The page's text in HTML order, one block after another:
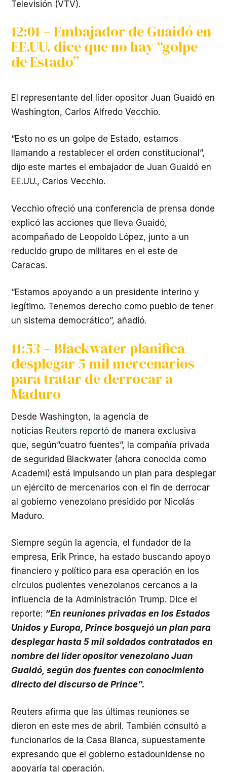
Televisión (VTV).
12:01 – Embajador de Guaidó en
EE.UU. dice que no hay “golpe
de Estado”
El representante del líder opositor Juan Guaidó en
Washington, Carlos Alfredo Vecchio.
“Esto no es un golpe de Estado, estamos
llamando a restablecer el orden constitucional”,
dijo este martes el embajador de Juan Guaidó en
EE.UU., Carlos Vecchio.
Vecchio ofreció una conferencia de prensa donde
explicó las acciones que lleva Guaidó,
acompañado de Leopoldo López, junto a un
reducido grupo de militares en el este de
Caracas.
“Estamos apoyando a un presidente interino y
legítimo. Tenemos derecho como pueblo de tener
un sistema democrático”, añadió.
11:53 – Blackwater planifica
desplegar 5 mil mercenarios
para tratar de derrocar a
Maduro
Desde Washington, la agencia de
noticias Reuters reportó de manera exclusiva
que, según”cuatro fuentes”, la compañía privada
de seguridad Blackwater (ahora conocida como
Academi) está impulsando un plan para desplegar
un ejército de mercenarios con el fin de derrocar
al gobierno venezolano presidido por Nicolás
Maduro.
Siempre según la agencia, el fundador de la
empresa, Erik Prince, ha estado buscando apoyo
financiero y político para esa operación en los
círculos pudientes venezolanos cercanos a la
influencia de la Administración Trump. Dice el
reporte: “En reuniones privadas en los Estados
Unidos y Europa, Prince bosquejó un plan para
desplegar hasta 5 mil soldados contratados en
nombre del líder opositor venezolano Juan
Guaidó, según dos fuentes con conocimiento
directo del discurso de Prince”.
Reuters afirma que las últimas reuniones se
dieron en este mes de abril. También consultó a
funcionarios de la Casa Blanca, supuestamente
expresando que el gobierno estadounidense no
apoyaría tal operación.